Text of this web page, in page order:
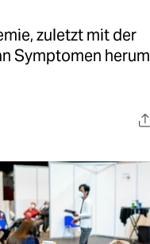
zuletzt mit der
Symptomen herum